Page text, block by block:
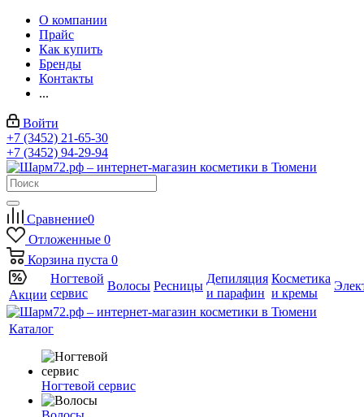
О компании
Прайс
Как купить
Бренды
Контакты
...
Войти
+7 (3452) 21-65-30
+7 (3452) 94-29-94
Сравнение0
Отложенные 0
Корзина пуста 0
Акции
Ногтевой
сервис
Волосы Ресницы
Депиляция
и парафин
Косметика
и кремы
Каталог
Ногтевой сервис